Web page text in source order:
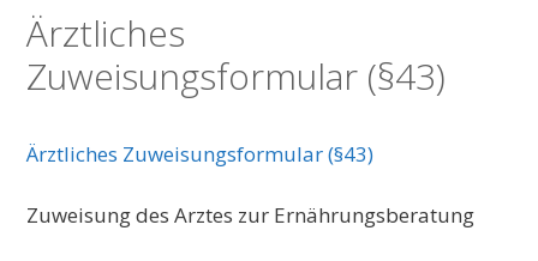
Ärztliches
Zuweisungsformular (§43)
Ärztliches Zuweisungsformular (§43)
Zuweisung des Arztes zur Ernährungsberatung